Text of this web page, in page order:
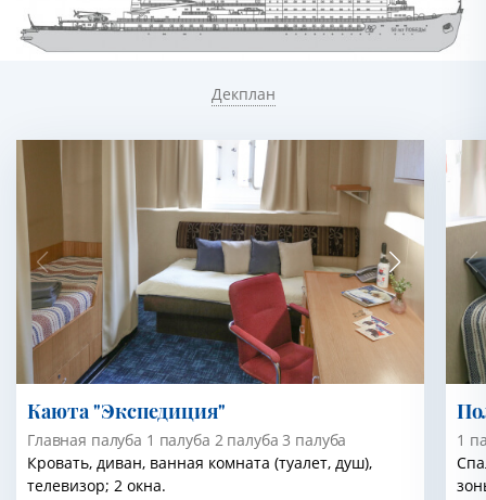
Декплан
Каюта "Экспедиция"
Главная палуба 1 палуба 2 палуба 3 палуба
Кровать, диван, ванная комната (туалет, душ),
телевизор; 2 окна.
1